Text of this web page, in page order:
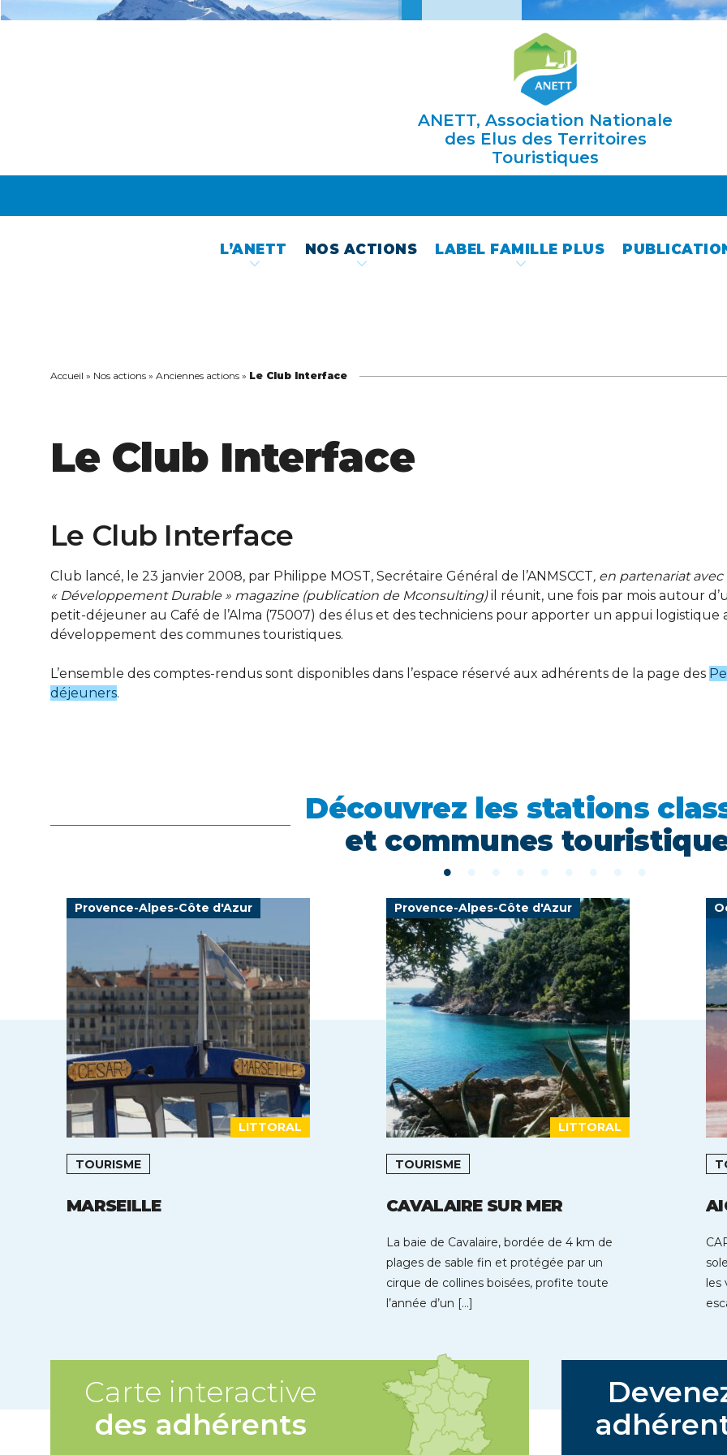
ANETT, Association Nationale
des Elus des Territoires
Touristiques
L’ANETT NOS ACTIONS LABEL FAMILLE PLUS
Accueil » Nos actions » Anciennes actions » Le Club Interface
Le Club Interface
Le Club Interface
Club lancé, le 23 janvier 2008, par Philippe MOST, Secrétaire Général de l’ANMSCCT, en partenariat avec
« Développement Durable » magazine (publication de Mconsulting)il réunit, une fois par mois autour
petit-déjeuner au Café de l’Alma (75007) des élus et des techniciens pour apporter un appui logistique
développement des communes touristiques.
L’ensemble des comptes-rendus sont disponibles dans l’espace réservé aux adhérents de la page des
déjeuners.
Découvrez les stations
et communes
Provence-Alpes-Côte d'Azur
LITTORAL
TOURISME
MARSEILLE
Provence-Alpes-Côte d'Azur
LITTORAL
TOURISME
CAVALAIRE SUR MER
La baie de Cavalaire, bordée de 4 km de
plages de sable fin et protégée par un
cirque de collines boisées, profite toute
l’année d’un […]
les
Carte interactive
des adhérents